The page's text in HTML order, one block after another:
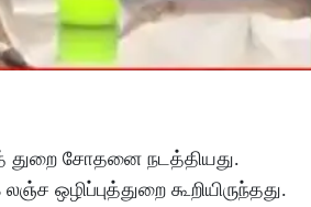
துறை சோதனை நடத்தியது.
ஒழிப்புத்துறை கூறியிருந்தது.